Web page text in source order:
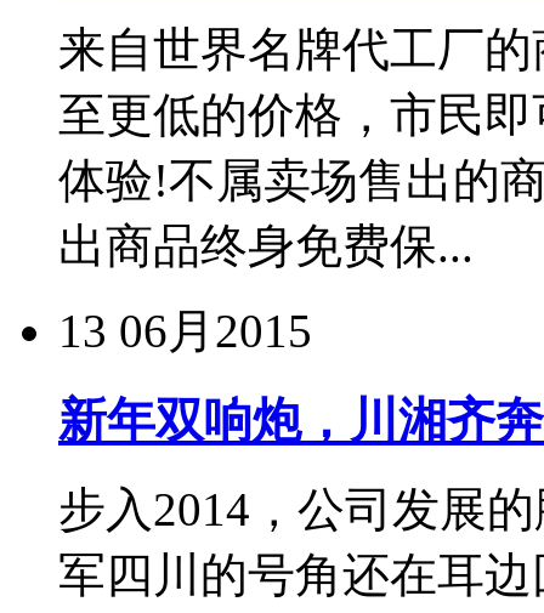
来自世界名牌代工厂
至更低的价格，市民
体验!不属卖场售出的
出商品终身免费保...
13 06月2015
新年双响炮，川湘齐
步入2014，公司发展
军四川的号角还在耳